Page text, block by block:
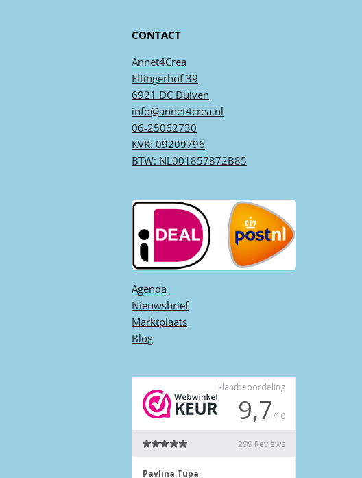
CONTACT
Annet4Crea
Eltingerhof 39
6921 DC Duiven
info@annet4crea.nl
06-25062730
KVK: 09209796
BTW: NL001857872B85
Agenda ​
Nieuwsbrief
Marktplaats
Blog